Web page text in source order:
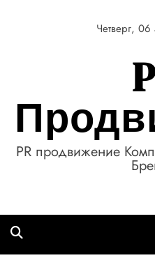
Четверг, 06
PR продвижение